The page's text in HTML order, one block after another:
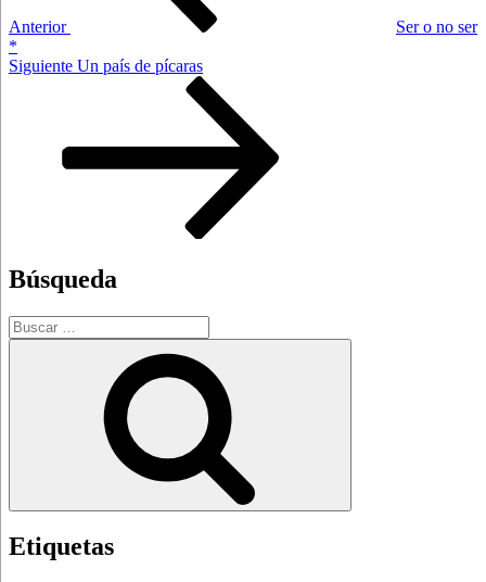
Anterior
Ser o no ser
*
Siguiente
Siguiente Un país de pícaras
Búsqueda
Buscar
por:
Etiquetas